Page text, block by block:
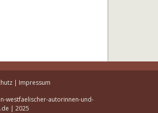
| Impressum
westfaelischer-autorinnen-und-
| 2025